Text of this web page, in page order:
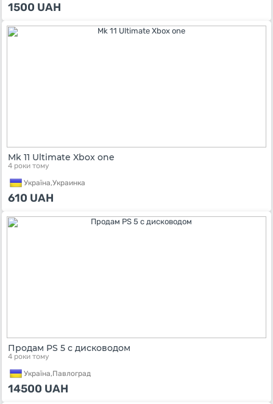
1500 UAH
Mk 11 Ultimate Xbox one
4 роки тому
Україна,Украинка
610 UAH
Продам PS 5 с дисководом
4 роки тому
Україна,Павлоград
14500 UAH